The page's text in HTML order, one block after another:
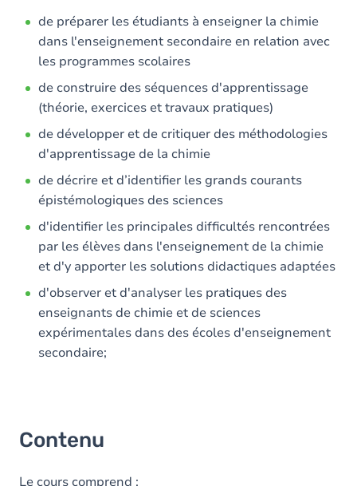
de préparer les étudiants à enseigner la chimie
dans l'enseignement secondaire en relation avec
les programmes scolaires
de construire des séquences d'apprentissage
(théorie, exercices et travaux pratiques)
de développer et de critiquer des méthodologies
d'apprentissage de la chimie
de décrire et d’identifier les grands courants
épistémologiques des sciences
d'identifier les principales difficultés rencontrées
par les élèves dans l'enseignement de la chimie
et d'y apporter les solutions didactiques adaptées
d'observer et d'analyser les pratiques des
enseignants de chimie et de sciences
expérimentales dans des écoles d'enseignement
secondaire;
Contenu
Le cours comprend :